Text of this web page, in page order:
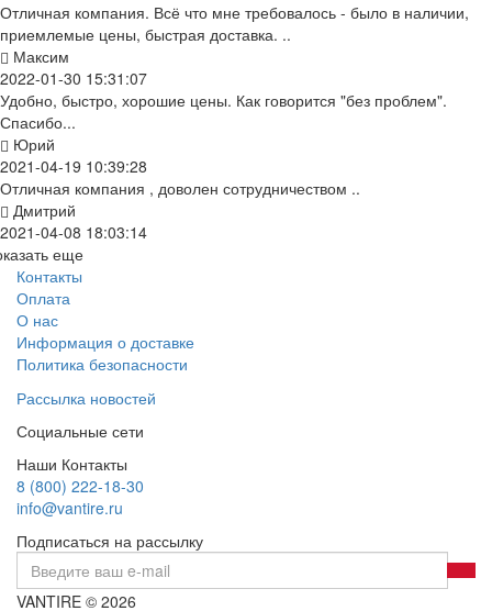
Отличная компания. Всё что мне требовалось - было в наличии,
приемлемые цены, быстрая доставка. ..
Максим
2022-01-30 15:31:07
Удобно, быстро, хорошие цены. Как говорится "без проблем".
Спасибо...
Юрий
2021-04-19 10:39:28
Отличная компания , доволен сотрудничеством ..
Дмитрий
2021-04-08 18:03:14
еще
Контакты
Оплата
О нас
Информация о доставке
Политика безопасности
Рассылка новостей
Социальные сети
Наши Контакты
8 (800) 222-18-30
info@vantire.ru
Подписаться на рассылку
VANTIRE © 2026